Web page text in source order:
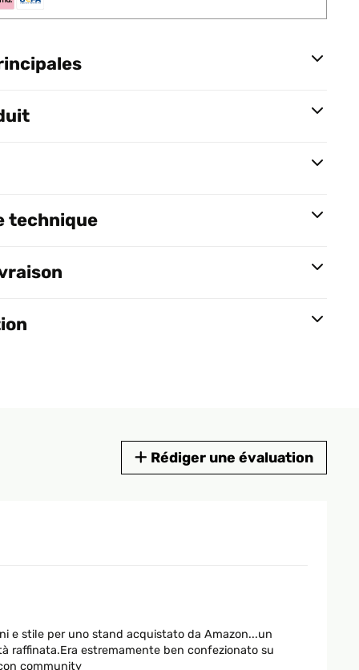
technique
Rédiger une évaluation
e stile per uno stand acquistato da Amazon...un
raffinata.Era estremamente ben confezionato su
community